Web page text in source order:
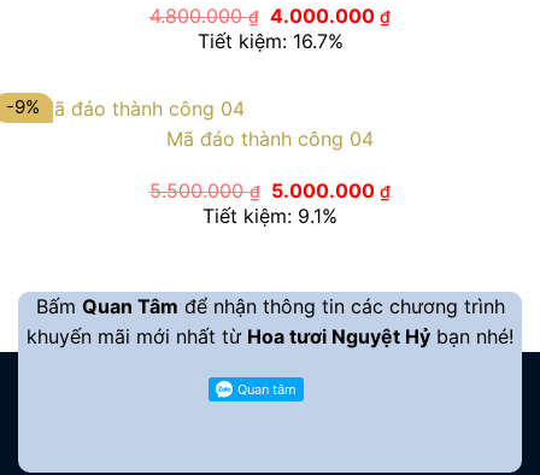
4.800.000₫ Giá
gốc
là:
4.000.000₫Giá
Tiết kiệm: 16.7%
-9%
Mã đáo thành công 04
5.500.000₫
Giá
gốc
là:
5.000.000₫Giá
Tiết kiệm: 9.1%
Bấm Quan Tâm để nhận thông tin các chương trình
khuyến mãi mới nhất từ Hoa tươi Nguyệt Hỷ bạn nhé!